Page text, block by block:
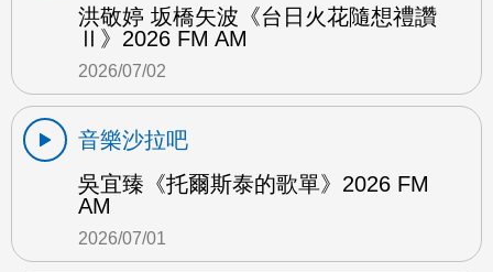
洪敬婷 坂橋矢波《台日火花隨想禮讚
Ⅱ》2026 FM AM
2026/07/02
音樂沙拉吧
吳宜臻《托爾斯泰的歌單》2026 FM
AM
2026/07/01